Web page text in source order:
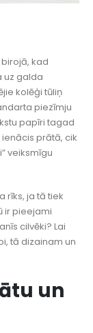
kad
uz galda
kolēģi tūliņ
piezīmju
papīri tagad
prātā, cik
veiksmīgu
rīks, ja tā tiek
ir pieejami
cilvēki? Lai
tā dizainam un
un